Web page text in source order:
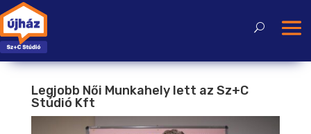
Legjobb Női Munkahely lett az Sz+C
Stúdió Kft